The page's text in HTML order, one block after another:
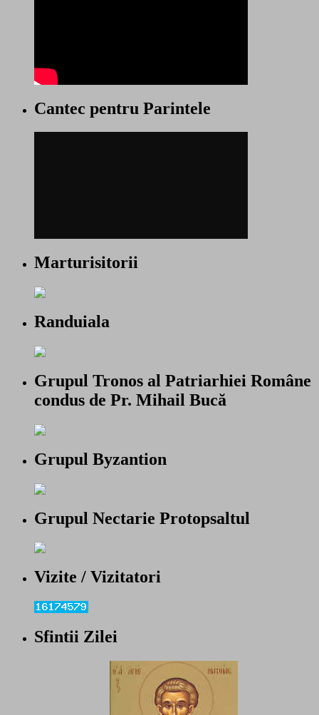
Cantec pentru Parintele
Marturisitorii
Randuiala
Grupul Tronos al Patriarhiei Române
condus de Pr. Mihail Bucă
Grupul Byzantion
Grupul Nectarie Protopsaltul
Vizite / Vizitatori
Sfintii Zilei